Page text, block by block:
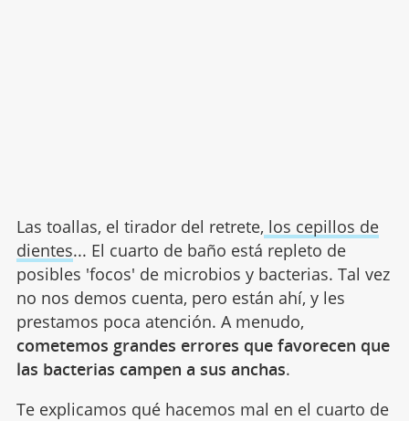
Las toallas, el tirador del retrete, los cepillos de
dientes... El cuarto de baño está repleto de
posibles 'focos' de microbios y bacterias. Tal vez
no nos demos cuenta, pero están ahí, y les
prestamos poca atención. A menudo,
cometemos grandes errores que favorecen que
las bacterias campen a sus anchas.
Te explicamos qué hacemos mal en el cuarto de